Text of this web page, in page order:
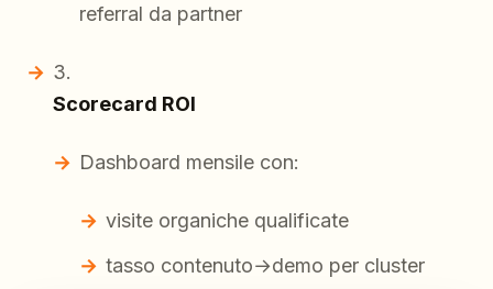
referral da partner
Scorecard ROI
Dashboard mensile con:
visite organiche qualificate
tasso contenuto→demo per cluster